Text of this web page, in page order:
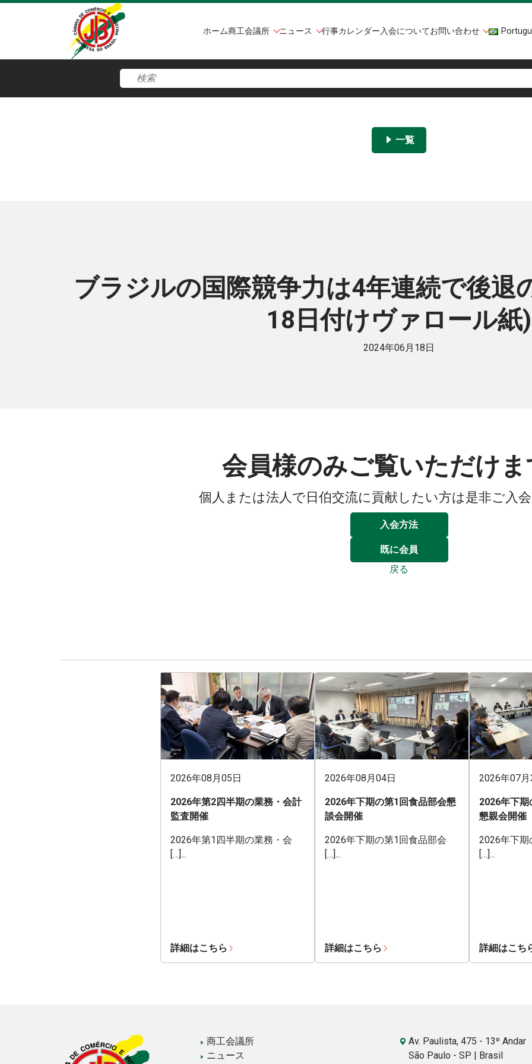
ホーム商工会議所 ニュース 行事カレンダー入会についてお問い合わせ
一覧
ブラジルの国際競争力は4年連続で後退
18日付けヴァロール紙)
2024年06月18日
会員様のみご覧いただけ
個人または法人で日伯交流に貢献したい方は是非ご入
入会方法
既に会員
戻る
2026年08月05日
2026年第2四半期の業務・会計
監査開催
2026年第1四半期の業務・会
[…]...
詳細はこちら
2026年08月04日
2026年下期の第1回食品部会懇
談会開催
2026年下期の第1回食品部会
[…]...
詳細はこちら
2026年07
2026年下
懇親会開催
2026年下期
[…]...
詳細はこち
商工会議所
ニュース
Av. Paulista, 475 - 13º Andar
São Paulo - SP | Brasil